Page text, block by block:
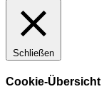
Schließen
Cookie-Übersicht